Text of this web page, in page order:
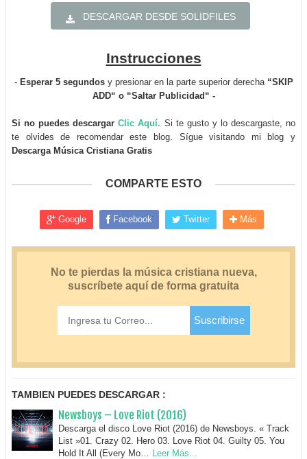
DESCARGAR DESDE SOLIDFILES
Instrucciones
- Esperar 5 segundosy presionar en la parte superior derecha “SKIP
ADD“ o “Saltar Publicidad“ -
Si no puedes descargarClic Aquí. Si te gusto y lo descargaste, no
te olvides de recomendar este blog. Sígue visitando mi blog y
Descarga Música Cristiana Gratis
COMPARTE ESTO
Google Facebook Twitter Más
TAMBIEN PUEDES DESCARGAR :
Newsboys – Love Riot (2016)
Descarga el disco Love Riot (2016) de Newsboys. « Track
List »01. Crazy 02. Hero 03. Love Riot 04. Guilty 05. You
Hold It All (Every Mo…
Leer Más...